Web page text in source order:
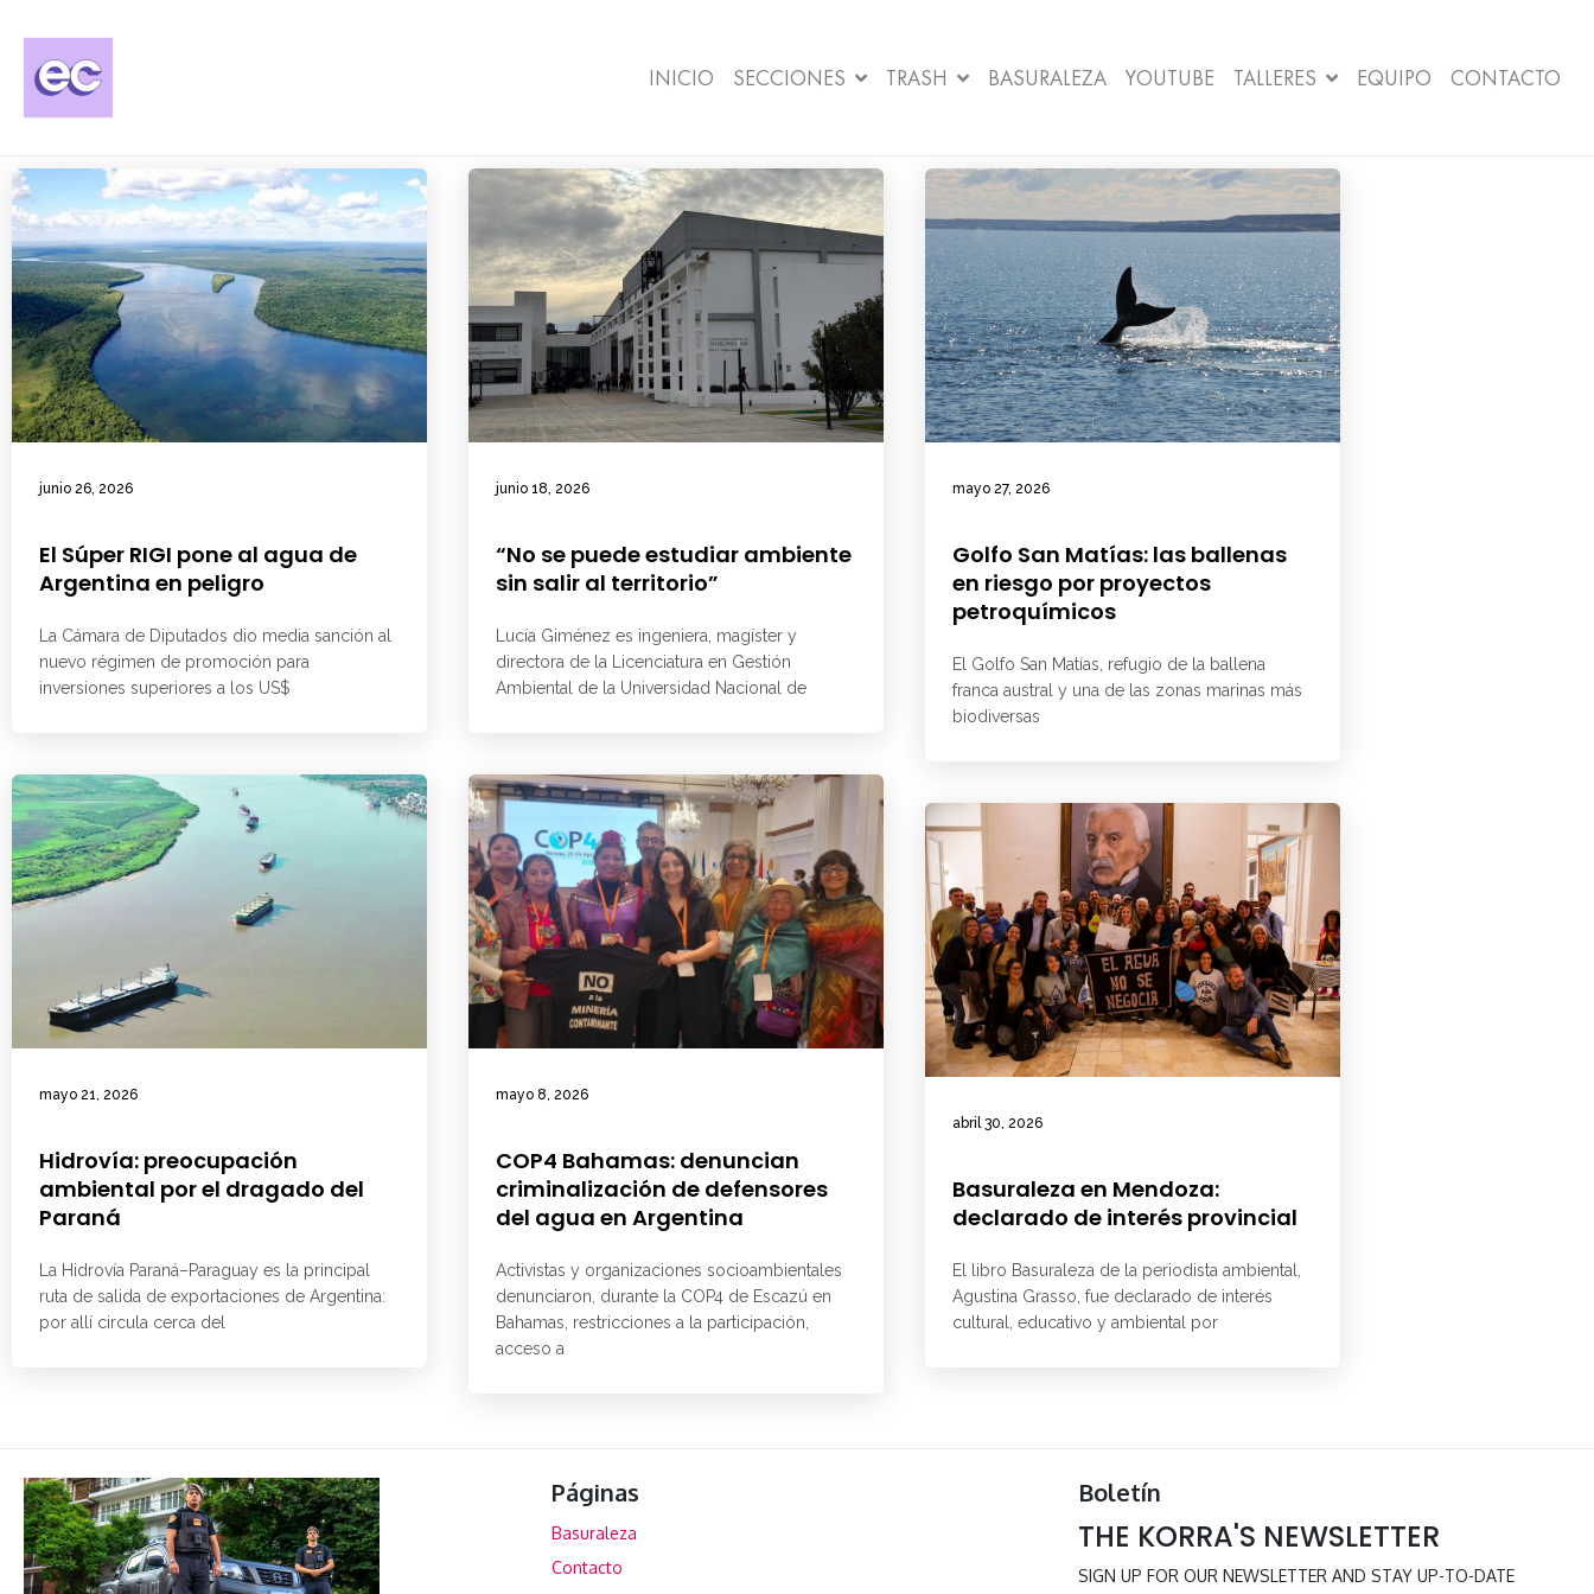
INICIO SECCIONES TRASH BASURALEZA YOUTUBE TALLERES EQUIPO CONTACTO
junio 26, 2026
El Súper RIGI pone al agua de
Argentina en peligro
La Cámara de Diputados dio media sanción al
nuevo régimen de promoción para
inversiones superiores a los US$
junio 18, 2026
“No se puede estudiar ambiente
sin salir al territorio”
Lucía Giménez es ingeniera, magíster y
directora de la Licenciatura en Gestión
Ambiental de la Universidad Nacional de
mayo 27, 2026
Golfo San Matías: las ballenas
en riesgo por proyectos
petroquímicos
El Golfo San Matías, refugio de la ballena
franca austral y una de las zonas marinas más
biodiversas
mayo 21, 2026
Hidrovía: preocupación
ambiental por el dragado del
Paraná
La Hidrovía Paraná–Paraguay es la principal
ruta de salida de exportaciones de Argentina:
por allí circula cerca del
mayo 8, 2026
COP4 Bahamas: denuncian
criminalización de defensores
del agua en Argentina
Activistas y organizaciones socioambientales
denunciaron, durante la COP4 de Escazú en
Bahamas, restricciones a la participación,
acceso a
abril 30, 2026
Basuraleza en Mendoza:
declarado de interés provincial
El libro Basuraleza de la periodista ambiental,
Agustina Grasso, fue declarado de interés
cultural, educativo y ambiental por
Páginas
Basuraleza
Contacto
Boletín
THE KORRA'S NEWSLETTER
SIGN UP FOR OUR NEWSLETTER AND STAY UP-TO-DATE